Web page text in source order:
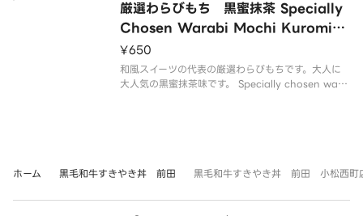
厳選わらびもち 黒蜜抹茶 Specially
Chosen Warabi Mochi Kuromits
u Matcha
¥650
和風スイーツの代表の厳選わらびもちです。大人に
大人気の黒蜜抹茶味です。 Specially chosen wara
ホーム 黒毛和牛すきやき丼 前田 黒毛和牛すきやき丼 前田 小松西町